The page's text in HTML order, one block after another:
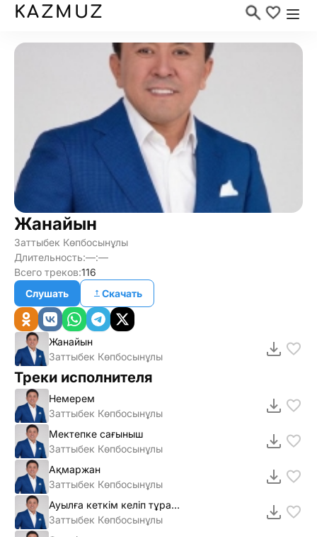
KAZMUZ
Жанайын
Заттыбек Көпбосынұлы
Длительность:—:—
Всего треков:116
Слушать
Скачать
Жанайын
Заттыбек Көпбосынұлы
Треки исполнителя
Немерем
Заттыбек Көпбосынұлы
Мектепке сағыныш
Заттыбек Көпбосынұлы
Ақмаржан
Заттыбек Көпбосынұлы
Ауылға кеткiм келiп тұрады 2012
Заттыбек Көпбосынұлы